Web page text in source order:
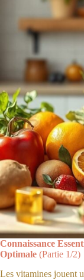
Connaissance
Optimale (Partie 1/2)
Les vitamines jouent